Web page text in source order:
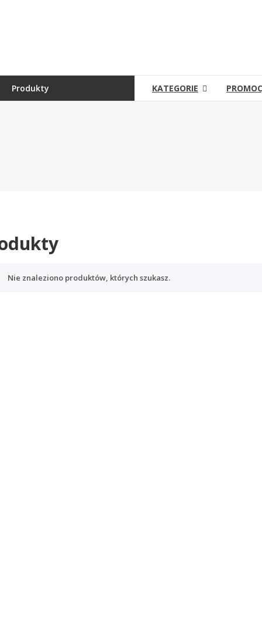
internetowy
Produkty KATEGORIE
Nie znaleziono produktów, których szukasz.